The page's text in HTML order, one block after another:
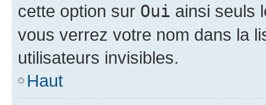
cette option sur Oui ainsi seuls
vous verrez votre nom dans la
utilisateurs invisibles.
Haut